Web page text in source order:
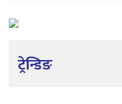
ट्रेन्डिङ